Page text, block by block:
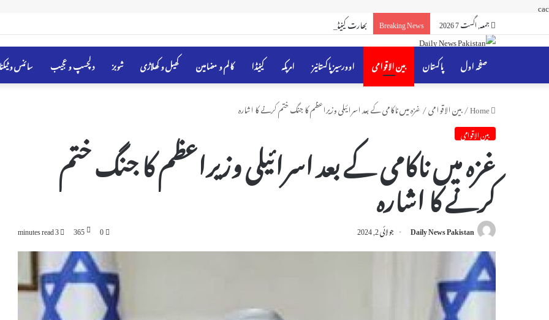
cac
جمعہ, اگست 7 2026 Breaking News بھارت کینیڈا کے سائبر خطرے کی فہرست میں شامل
صفحہ اول پاکستان بین الاقوامی اوورسیز پاکستانیز امریکہ کینیڈا کالم و مضامین کھیل و کھلاڑی شوبز دلچسپ و عجیب سائنس و
/بین الاقوامی/غزہ میں ناکامی کے بعد اسرائیلی وزیراعظم کا جنگ ختم کرنے کا اشارہ
بین الاقوامی
غزہ میں ناکامی کے بعد اسرائیلی وزیراعظم کا جنگ ختم
کرنے کا اشارہ
Daily News Pakistan جولائی 2, 2024 0
365